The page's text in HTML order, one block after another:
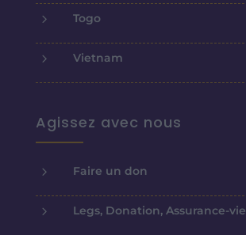
5 Togo
5 Vietnam
Agissez avec nous
5 Faire un don
5 Legs, Donation, Assurance-vie